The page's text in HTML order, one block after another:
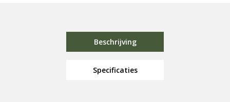
Beschrijving
Specificaties